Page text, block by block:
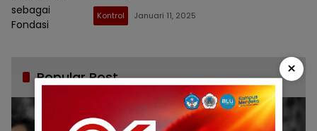
Kontrol Januari 11, 2025
Popular Post ×